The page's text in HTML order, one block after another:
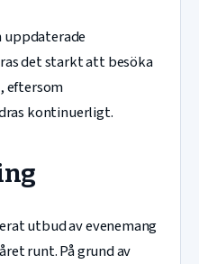
uppdaterade
det starkt att besöka
eftersom
kontinuerligt.
utbud av evenemang
runt. På grund av